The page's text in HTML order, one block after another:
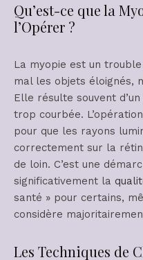
Qu’est-ce que la
l’Opérer ?
La myopie est un
mal les objets éloignés,
Elle résulte souvent
trop courbée.
pour que les rayons
correctement sur la
de loin. C’est une
significativement la
santé » pour certains,
considère
Les Techniques de